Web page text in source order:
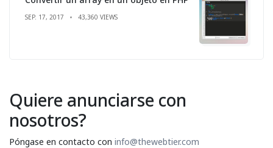
SEP. 17, 2017 43,360 VIEWS
Quiere anunciarse con
nosotros?
Póngase en contacto con info@thewebtier.com